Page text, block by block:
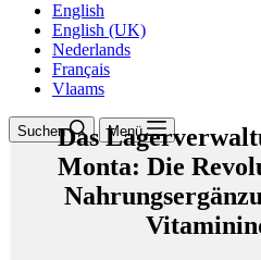
English
English (UK)
Nederlands
Français
Vlaams
Suchen Menü
Das
Monta: Die